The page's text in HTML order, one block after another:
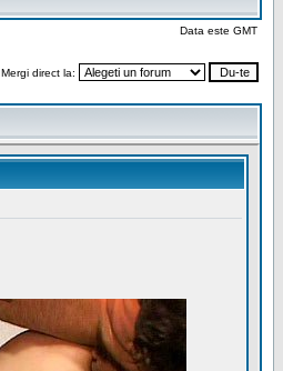
Data este GMT
Mergi direct la: